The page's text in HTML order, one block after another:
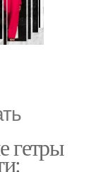
гетры